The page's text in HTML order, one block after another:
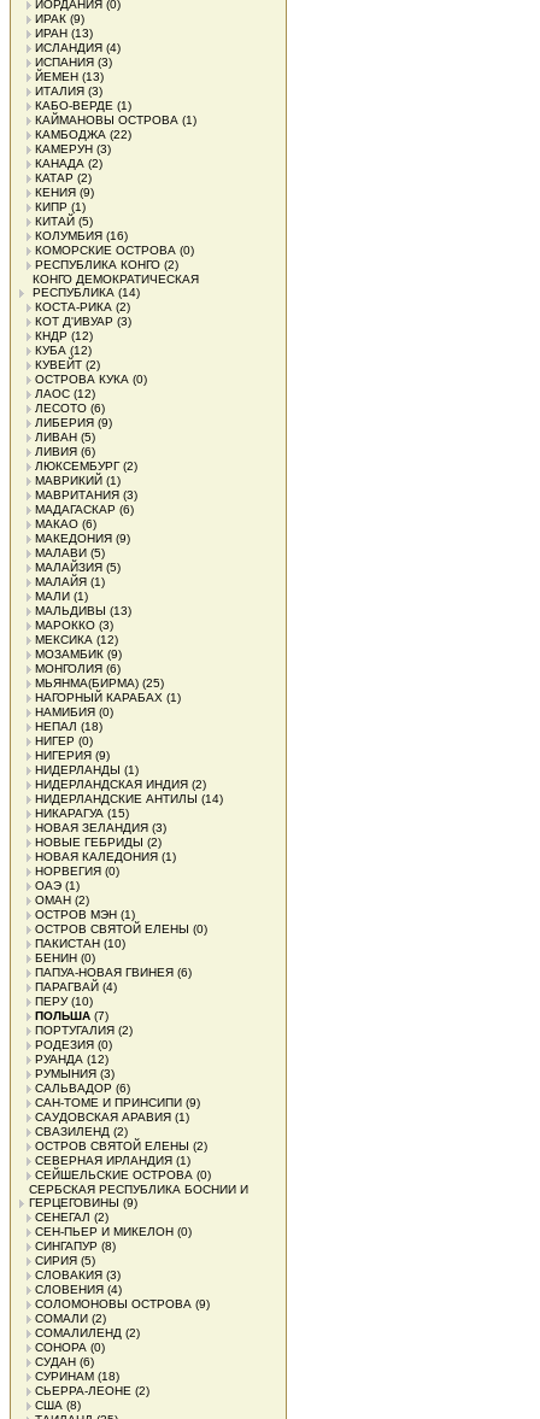
ИОРДАНИЯ (0)
ИРАК (9)
ИРАН (13)
ИСЛАНДИЯ (4)
ИСПАНИЯ (3)
ЙЕМЕН (13)
ИТАЛИЯ (3)
КАБО-ВЕРДЕ (1)
КАЙМАНОВЫ ОСТРОВА (1)
КАМБОДЖА (22)
КАМЕРУН (3)
КАНАДА (2)
КАТАР (2)
КЕНИЯ (9)
КИПР (1)
КИТАЙ (5)
КОЛУМБИЯ (16)
КОМОРСКИЕ ОСТРОВА (0)
РЕСПУБЛИКА КОНГО (2)
КОНГО ДЕМОКРАТИЧЕСКАЯ
РЕСПУБЛИКА (14)
КОСТА-РИКА (2)
КОТ Д'ИВУАР (3)
КНДР (12)
КУБА (12)
КУВЕЙТ (2)
ОСТРОВА КУКА (0)
ЛАОС (12)
ЛЕСОТО (6)
ЛИБЕРИЯ (9)
ЛИВАН (5)
ЛИВИЯ (6)
ЛЮКСЕМБУРГ(2)
МАВРИКИЙ (1)
МАВРИТАНИЯ (3)
МАДАГАСКАР (6)
МАКАО (6)
МАКЕДОНИЯ (9)
МАЛАВИ (5)
МАЛАЙЗИЯ (5)
МАЛАЙЯ (1)
МАЛИ (1)
МАЛЬДИВЫ (13)
МАРОККО (3)
МЕКСИКА (12)
МОЗАМБИК (9)
МОНГОЛИЯ (6)
МЬЯНМА(БИРМА) (25)
НАГОРНЫЙ КАРАБАХ (1)
НАМИБИЯ (0)
НЕПАЛ (18)
НИГЕР (0)
НИГЕРИЯ (9)
НИДЕРЛАНДЫ (1)
НИДЕРЛАНДСКАЯ ИНДИЯ (2)
НИДЕРЛАНДСКИЕ АНТИЛЫ (14)
НИКАРАГУА (15)
НОВАЯ ЗЕЛАНДИЯ (3)
НОВЫЕ ГЕБРИДЫ (2)
НОВАЯ КАЛЕДОНИЯ (1)
НОРВЕГИЯ (0)
ОАЭ (1)
ОМАН (2)
ОСТРОВ МЭН (1)
ОСТРОВ СВЯТОЙ ЕЛЕНЫ (0)
ПАКИСТАН (10)
БЕНИН (0)
ПАПУА-НОВАЯ ГВИНЕЯ (6)
ПАРАГВАЙ (4)
ПЕРУ(10)
ПОЛЬША (7)
ПОРТУГАЛИЯ (2)
РОДЕЗИЯ (0)
РУАНДА (12)
РУМЫНИЯ (3)
САЛЬВАДОР (6)
САН-ТОМЕ И ПРИНСИПИ (9)
САУДОВСКАЯ АРАВИЯ (1)
СВАЗИЛЕНД (2)
ОСТРОВ СВЯТОЙ ЕЛЕНЫ (2)
СЕВЕРНАЯ ИРЛАНДИЯ (1)
СЕЙШЕЛЬСКИЕ ОСТРОВА (0)
СЕРБСКАЯ РЕСПУБЛИКА БОСНИИ И
ГЕРЦЕГОВИНЫ (9)
СЕНЕГАЛ (2)
СЕН-ПЬЕР И МИКЕЛОН (0)
СИНГАПУР (8)
СИРИЯ (5)
СЛОВАКИЯ (3)
СЛОВЕНИЯ (4)
СОЛОМОНОВЫ ОСТРОВА (9)
СОМАЛИ (2)
СОМАЛИЛЕНД (2)
СОНОРА (0)
СУДАН (6)
СУРИНАМ (18)
СЬЕРРА-ЛЕОНЕ (2)
США (8)